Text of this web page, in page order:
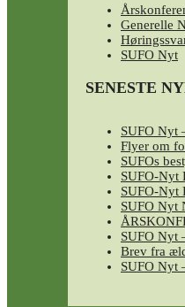
Generelle
SUFO Nyt
SENESTE
SUFO Nyt
Flyer om
SUFOs
SUFO-Nyt
SUFO-Nyt
SUFO Nyt
SUFO Nyt
Brev fra
SUFO Nyt